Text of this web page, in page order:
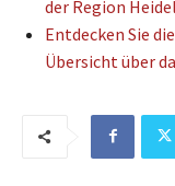
der Region
Entdecken Sie
Übersicht über